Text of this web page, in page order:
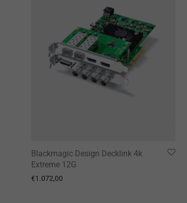
Blackmagic Design Decklink 4k
Extreme 12G
€1.072,00